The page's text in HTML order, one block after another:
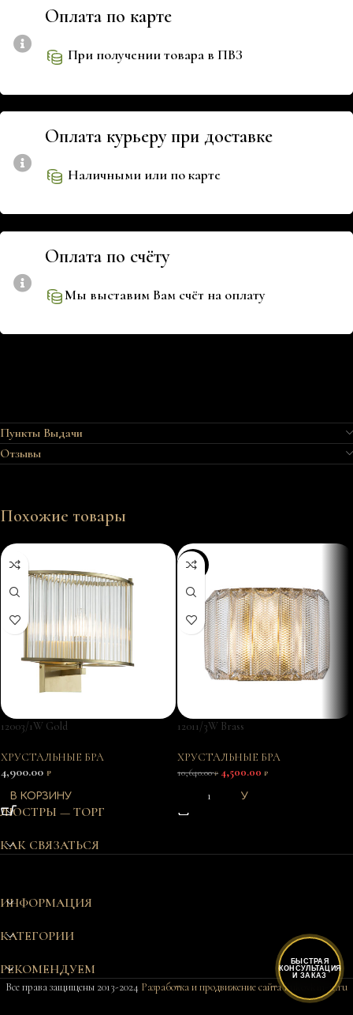
Оплата по карте
При получении товара в ПВЗ
Оплата курьеру при доставке
Наличными или по карте
Оплата по счёту
Мы выставим Вам счёт на оплату
Пункты Выдачи
Отзывы
Похожие товары
12003/1W Gold
ХРУСТАЛЬНЫЕ БРА
4,900.00 ₽
В КОРЗИНУ
-58%
12011/3W Brass
ХРУСТАЛЬНЫЕ БРА
10,640.00₽ 4,500.00 ₽
В КОРЗИНУ
ЛЮСТРЫ — ТОРГ
КАК СВЯЗАТЬСЯ
ИНФОРМАЦИЯ
КАТЕГОРИИ
РЕКОМЕНДУЕМ
Все права защищены 2013-2024 Разработка и продвижение сайта Bukovkin-it.ru
БЫСТРАЯ
КОНСУЛЬТАЦИЯ
И ЗАКАЗ